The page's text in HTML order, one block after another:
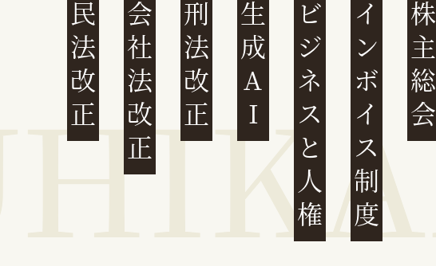
民法改正 会社法改正 刑法改正 生成AI ビジネスと人権インボイス制度 株主総会